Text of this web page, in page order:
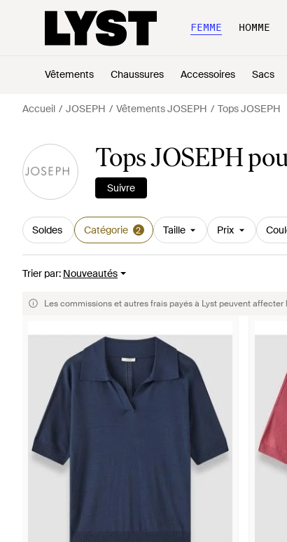
FEMME HOMME
Vêtements Chaussures Accessoires Sacs
Accueil JOSEPH Vêtements JOSEPH Tops JOSEPH
Tops JOSEPH
Suivre
Soldes Catégorie 2 Taille Prix
Trier par: Nouveautés
Les commissions et autres frais payés à Lyst peuvent